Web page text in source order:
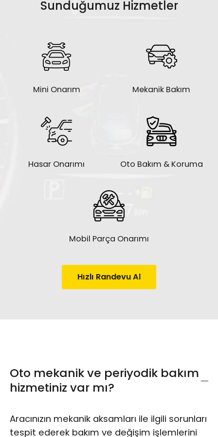
Sunduğumuz Hizmetler
Mini Onarım Mekanik Bakım
Hasar Onarımı Oto Bakım & Koruma
Mobil Parça Onarımı
Hızlı Randevu Al
Oto mekanik ve periyodik bakım
hizmetiniz var mı?
Aracınızın mekanik aksamları ile ilgili sorunları
tespit ederek bakım ve değişim işlemlerini